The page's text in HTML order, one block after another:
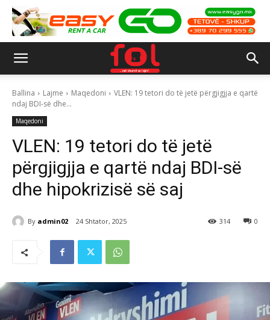
Ballina Lajme Maqedoni
VLEN: 19 tetori do të jetë përgjigjja e qartë
ndaj BDI-së dhe...
Maqedoni
VLEN: 19 tetori do të jetë
përgjigjja e qartë ndaj BDI-së
dhe hipokrizisë së saj
By admin02 24 Shtator, 2025 0
314